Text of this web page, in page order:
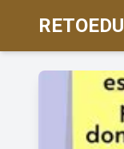
RETOEDU